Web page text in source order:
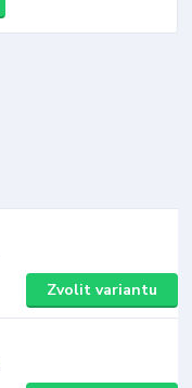
Zvolit variantu